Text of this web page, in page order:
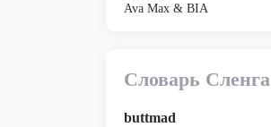
Ava Max & BIA
Словарь Сленга
buttmad